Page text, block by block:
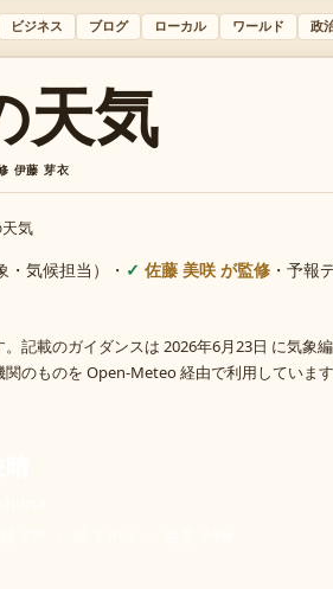
ビジネス ブログ ローカル ワールド 政
天気
伊藤 芽衣
気
・気候担当） ・ 佐藤 美咲 が監修 ・ 予報
記載のガイダンスは 2026年6月23日 に気象
のものを Open-Meteo 経由で利用しています